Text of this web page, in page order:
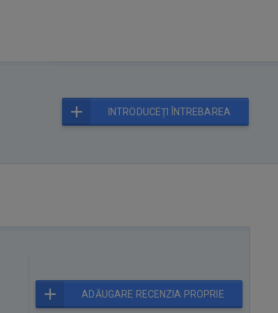
INTRODUCEȚI ÎNTREBAREA
ADĂUGARE RECENZIA PROPRIE